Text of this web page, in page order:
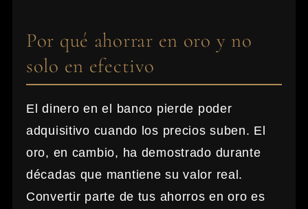
Por qué ahorrar en oro y no
solo en efectivo
El dinero en el banco pierde poder
adquisitivo cuando los precios suben. El
oro, en cambio, ha demostrado durante
décadas que mantiene su valor real.
Convertir parte de tus ahorros en oro es